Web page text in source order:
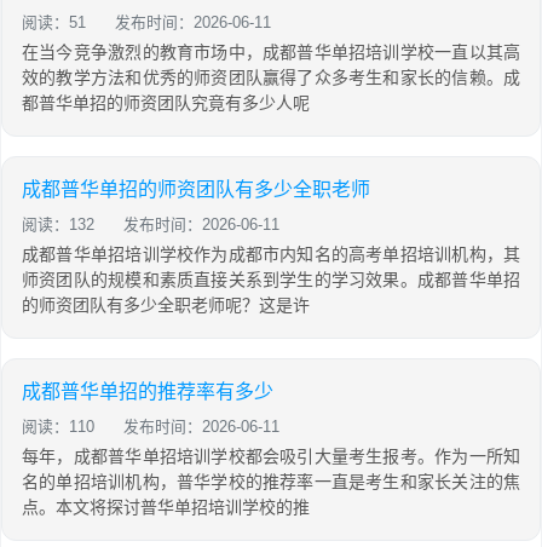
阅读：51 发布时间：2026-06-11
在当今竞争激烈的教育市场中，成都普华单招培训学校一直以其高
效的教学方法和优秀的师资团队赢得了众多考生和家长的信赖。成
都普华单招的师资团队究竟有多少人呢
成都普华单招的师资团队有多少全职老师
阅读：132 发布时间：2026-06-11
成都普华单招培训学校作为成都市内知名的高考单招培训机构，其
师资团队的规模和素质直接关系到学生的学习效果。成都普华单招
的师资团队有多少全职老师呢？这是许
成都普华单招的推荐率有多少
阅读：110 发布时间：2026-06-11
每年，成都普华单招培训学校都会吸引大量考生报考。作为一所知
名的单招培训机构，普华学校的推荐率一直是考生和家长关注的焦
点。本文将探讨普华单招培训学校的推